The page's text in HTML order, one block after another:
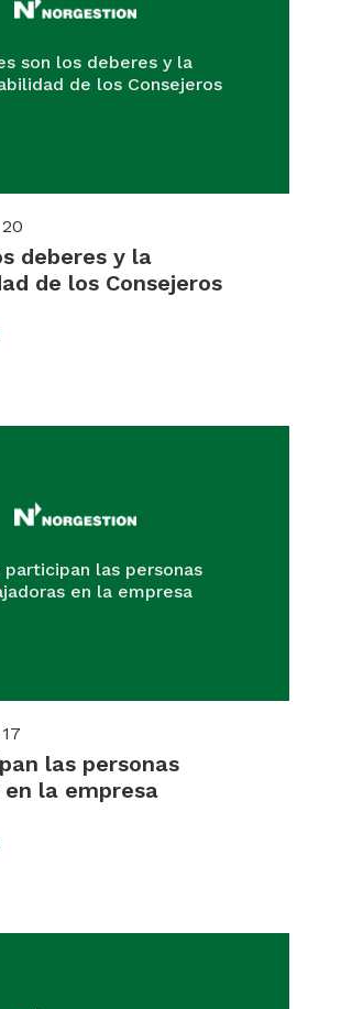
son los deberes y la
de los Consejeros
20
deberes y la
de los Consejeros
participan las personas
en la empresa
17
las personas
la empresa